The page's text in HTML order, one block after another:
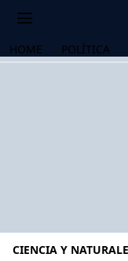
HOME POLÍTICA
CIENCIA Y